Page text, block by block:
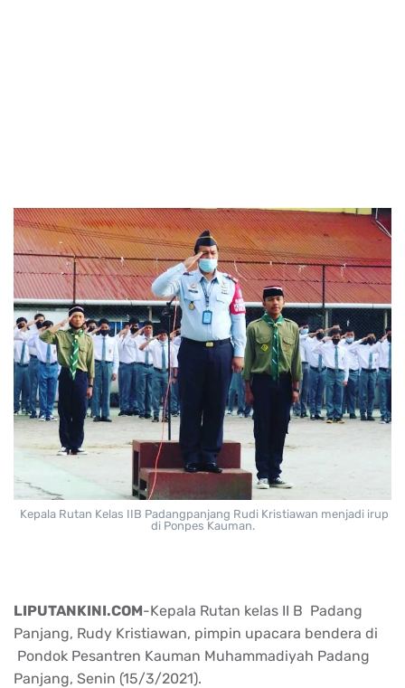
Kepala Rutan Kelas IIB Padangpanjang Rudi Kristiawan menjadi irup
di Ponpes Kauman.
LIPUTANKINI.COM-Kepala Rutan kelas II B Padang
Panjang, Rudy Kristiawan, pimpin upacara bendera di
Pondok Pesantren Kauman Muhammadiyah Padang
Panjang, Senin (15/3/2021).